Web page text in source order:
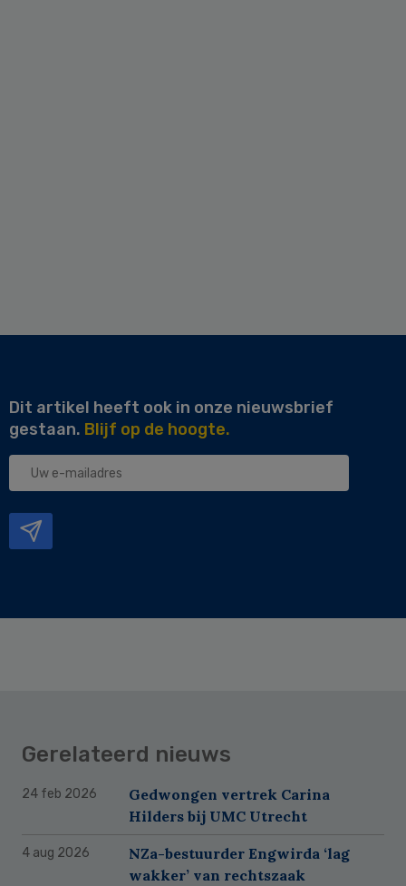
Dit artikel heeft ook in onze nieuwsbrief
gestaan. Blijf op de hoogte.
Uw
Gerelateerd nieuws
24 feb 2026
Gedwongen vertrek Carina
Hilders bij UMC Utrecht
4 aug 2026
NZa-bestuurder Engwirda ‘lag
wakker’ van rechtszaak